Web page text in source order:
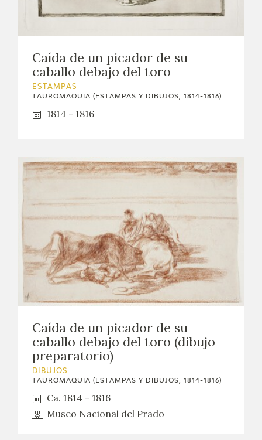
PUBLICACIONES
TIENDA
TIENDA ONLINE
FICHAS ARASAAC
Caída de un picador de su
caballo debajo del toro
ESTAMPAS
TAUROMAQUIA (ESTAMPAS Y DIBUJOS, 1814-1816)
1814 - 1816
Caída de un picador de su
caballo debajo del toro (dibujo
preparatorio)
DIBUJOS
TAUROMAQUIA (ESTAMPAS Y DIBUJOS, 1814-1816)
Ca. 1814 - 1816
Museo Nacional del Prado